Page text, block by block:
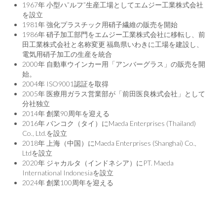
1967年 小型ハ”ルフ”生産工場としてエムジー工業株式会社
を設立
1981年 強化プラスチック用硝子繊維の販売を開始
1986年 硝子加工部門をエムジー工業株式会社に移転し、前
田工業株式会社と名称変更 福島県いわきに工場を建設し、
電気用硝子加工の生産を統合
2000年 自動車ウインカー用「アンバーグラス」の販売を開
始。
2004年 ISO9001認証を取得
2005年 医療用ガラス営業部が「前田医良株式会社」として
分社独立
2014年 創業90周年を迎える
2016年 バンコク（タイ）にMaeda Enterprises (Thailand)
Co., Ltd.を設立
2018年 上海（中国）にMaeda Enterprises (Shanghai) Co.,
Ltdを設立
2020年 ジャカルタ（インドネシア）にPT. Maeda
International Indonesiaを設立
2024年 創業100周年を迎える